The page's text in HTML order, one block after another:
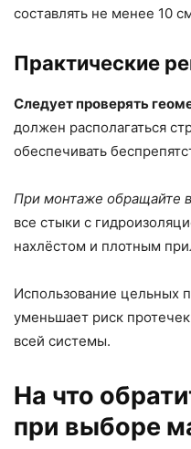
составлять не менее 10
Практические
Следует проверять
должен располагаться
обеспечивать
При монтаже обращайте
все стыки с
нахлёстом и плотным
Использование цельных
уменьшает риск
всей системы.
На что
при выборе